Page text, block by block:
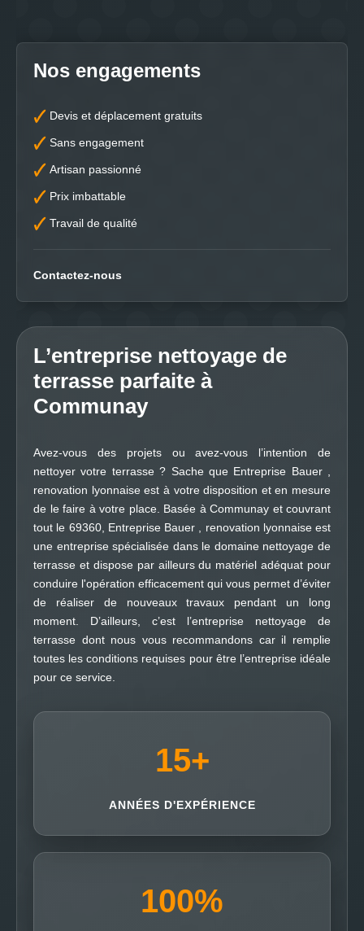
Nos engagements
Devis et déplacement gratuits
Sans engagement
Artisan passionné
Prix imbattable
Travail de qualité
Contactez-nous
L’entreprise nettoyage de
terrasse parfaite à
Communay
Avez-vous des projets ou avez-vous l’intention de
nettoyer votre terrasse ? Sache que Entreprise Bauer ,
renovation lyonnaise est à votre disposition et en mesure
de le faire à votre place. Basée à Communay et couvrant
tout le 69360, Entreprise Bauer , renovation lyonnaise est
une entreprise spécialisée dans le domaine nettoyage de
terrasse et dispose par ailleurs du matériel adéquat pour
conduire l'opération efficacement qui vous permet d’éviter
de réaliser de nouveaux travaux pendant un long
moment. D’ailleurs, c’est l’entreprise nettoyage de
terrasse dont nous vous recommandons car il remplie
toutes les conditions requises pour être l’entreprise idéale
pour ce service.
15+
ANNÉES D'EXPÉRIENCE
100%